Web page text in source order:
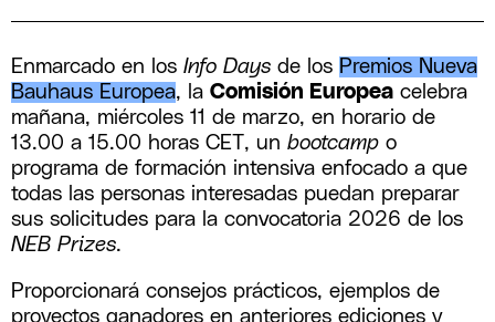
Enmarcado en losInfo Daysde los Premios Nueva
Bauhaus Europea, la Comisión Europeacelebra
mañana, miércoles 11 de marzo, en horario de
13.00 a 15.00 horas CET, un bootcamp o
programa de formación intensiva enfocado a que
todas las personas interesadas puedan preparar
sus solicitudes para la convocatoria 2026 de los
NEB Prizes.
Proporcionará consejos prácticos, ejemplos de
proyectos ganadores en anteriores ediciones y